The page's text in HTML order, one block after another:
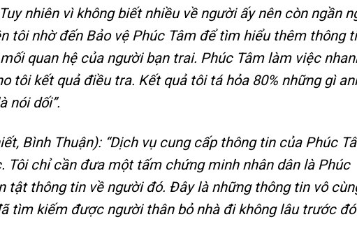
nhiên vì không biết nhiều về người ấy nên còn ngần
tôi nhờ đến Bảo vệ Phúc Tâm để tìm hiểu thêm thông
quan hệ của người bạn trai. Phúc Tâm làm việc
tôi kết quả điều tra. Kết quả tôi tá hỏa 80% những gì
nói dối”.
Bình Thuận): “Dịch vụ cung cấp thông tin của Phúc
Tôi chỉ cần đưa một tấm chứng minh nhân dân là Phúc
tật thông tin về người đó. Đây là những thông tin vô
tìm kiếm được người thân bỏ nhà đi không lâu trước